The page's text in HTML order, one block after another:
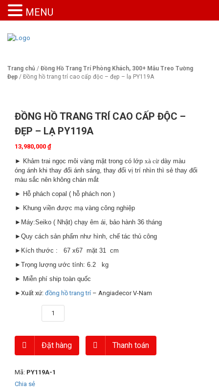
Trang chủ / Đồng Hồ Trang Trí Phòng Khách, 300+ Mẫu Treo Tường
Đẹp / Đồng hồ trang trí cao cấp độc – đẹp – lạ PY119A
ĐỒNG HỒ TRANG TRÍ CAO CẤP ĐỘC –
ĐẸP – LẠ PY119A
13,980,000 ₫
► Khảm trai ngọc môi vàng mặt trong có lớp xà cừdày màu
óng ánh khi thay đổi ánh sáng, thay đổi vị trí nhìn thì sẻ thay đổi
màu sắc nên không chán mắt
► Hỗ phách copal ( hỗ phách non )
► Khung viền được mạ vàng công nghiệp
►Máy:Seiko ( Nhật) chạy êm ái, bảo hành 36 tháng
►Quy cách sản phẩm như hình, chế tác thủ công
►Kích thước : 67 x67 mặt 31 cm
►Trọng lượng ước tính: 6.2 kg
► Miễn phí ship toàn quốc
►Xuất xứ: đồng hồ trang trí – Angiadecor V-Nam
Đặt hàng Thanh toán
Mã: PY119A-1
Chia sẻ
MENU